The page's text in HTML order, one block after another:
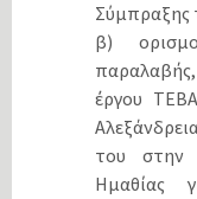
Σύμπραξης
β)
παραλαβής,
έργου
του στην
Ημαθίας